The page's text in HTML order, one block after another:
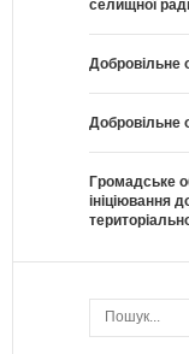
селищної
Добровільне
Добровільне
Громадське
ініціювання